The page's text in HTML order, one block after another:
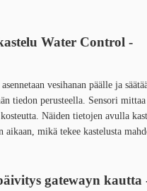
Water Control -
vesihanan päälle ja
tiedon perusteella. Sensori mittaa
Näiden tietojen avulla
mikä tekee kastelusta
gatewayn kautta